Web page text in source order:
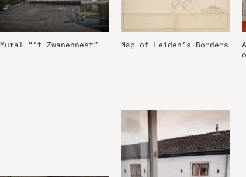
Mural “‘t Zwanennest” Map of Leiden’s Borders